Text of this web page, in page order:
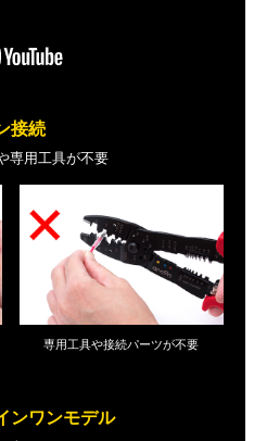
接続
専用工具が不要
専用工具や接続パーツが不要
ンワンモデル